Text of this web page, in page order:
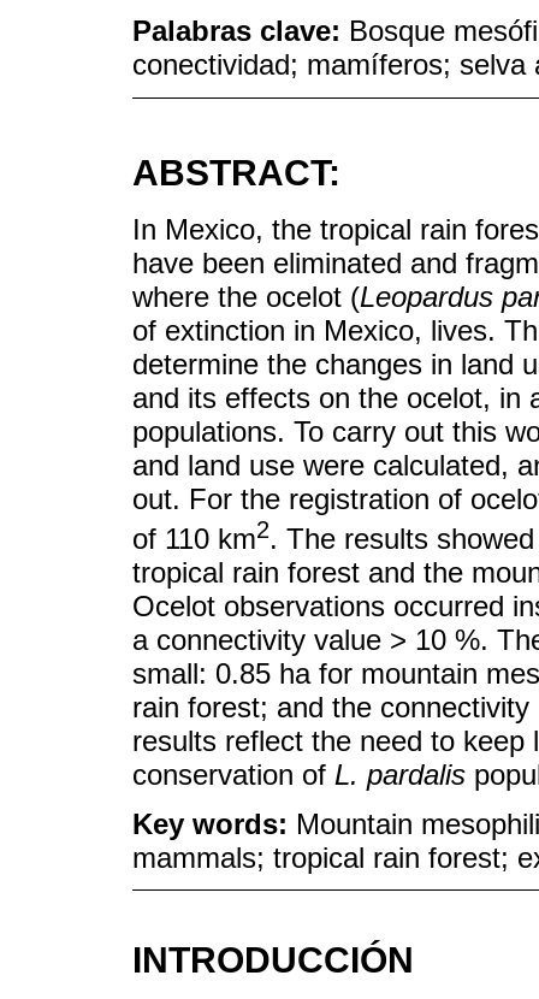
Palabras clave: Bosque
conectividad; mamíferos;
ABSTRACT:
In Mexico, the tropical rain
have been eliminated and
where the ocelot (Leopardus
of extinction in Mexico, lives.
determine the changes in land
and its effects on the ocelot, in
populations. To carry out this
and land use were calculated,
out. For the registration of
of 110 km2. The results
tropical rain forest and the
Ocelot observations occurred
a connectivity value > 10 %.
small: 0.85 ha for mountain
rain forest; and the
results reflect the need to
conservation of L. pardalis
Key words: Mountain
mammals; tropical rain forest;
INTRODUCCIÓN